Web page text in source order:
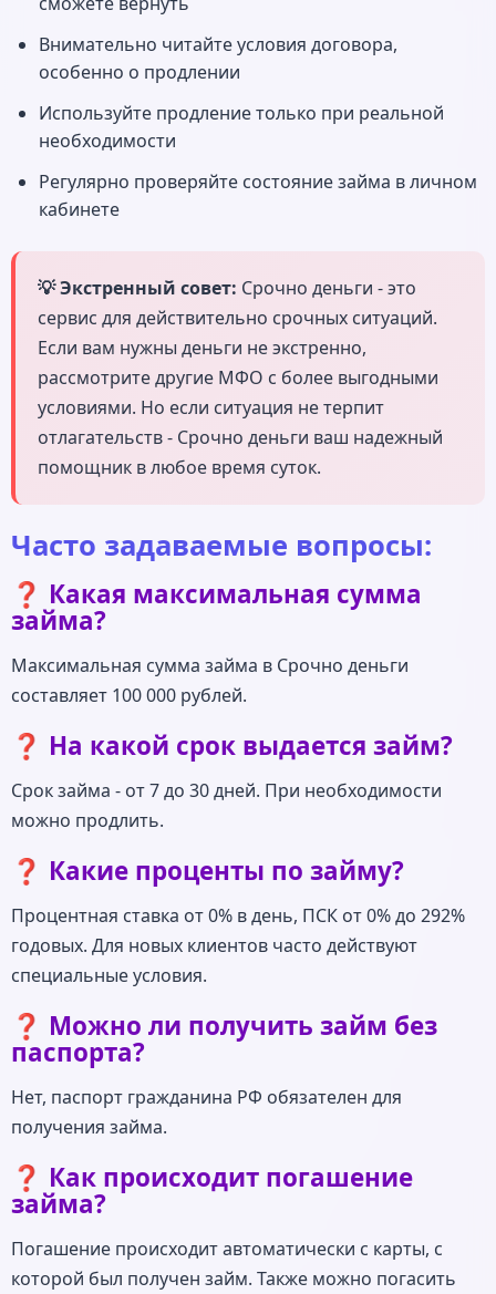
Внимательно читайте условия договора,
особенно о продлении
Используйте продление только при реальной
необходимости
Регулярно проверяйте состояние займа в личном
кабинете
💡 Экстренный совет: Срочно деньги - это
сервис для действительно срочных ситуаций.
Если вам нужны деньги не экстренно,
рассмотрите другие МФО с более выгодными
условиями. Но если ситуация не терпит
отлагательств - Срочно деньги ваш надежный
помощник в любое время суток.
Часто задаваемые вопросы:
❓ Какая максимальная сумма
займа?
Максимальная сумма займа в Срочно деньги
составляет 100 000 рублей.
❓ На какой срок выдается займ?
Срок займа - от 7 до 30 дней. При необходимости
можно продлить.
❓ Какие проценты по займу?
Процентная ставка от 0% в день, ПСК от 0% до 292%
годовых. Для новых клиентов часто действуют
специальные условия.
❓ Можно ли получить займ без
паспорта?
Нет, паспорт гражданина РФ обязателен для
получения займа.
❓ Как происходит погашение
займа?
Погашение происходит автоматически с карты, с
которой был получен займ. Также можно погасить